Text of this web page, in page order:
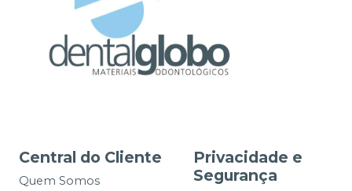
Central do Cliente
Quem Somos
Privacidade e
Segurança